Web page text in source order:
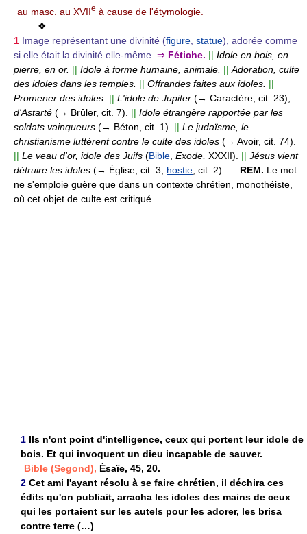
au masc. au XVIIe à cause de l'étymologie.
❖
1 Image représentant une divinité (figure, statue), adorée comme
si elle était la divinité elle-même. ⇒ Fétiche. || Idole en bois, en
pierre, en or. || Idole à forme humaine, animale. || Adoration, culte
des idoles dans les temples. || Offrandes faites aux idoles. ||
Promener des idoles. || L'idole de Jupiter (→ Caractère, cit. 23),
d'Astarté (→ Brûler, cit. 7). || Idole étrangère rapportée par les
soldats vainqueurs (→ Béton, cit. 1). || Le judaïsme, le
christianisme luttèrent contre le culte des idoles (→ Avoir, cit. 74).
|| Le veau d'or, idole des Juifs (Bible, Exode, XXXII). || Jésus vient
détruire les idoles (→ Église, cit. 3; hostie, cit. 2). — REM. Le mot
ne s'emploie guère que dans un contexte chrétien, monothéiste,
où cet objet de culte est critiqué.
1 Ils n'ont point d'intelligence, ceux qui portent leur idole de
bois. Et qui invoquent un dieu incapable de sauver.
Bible (Segond), Ésaïe, 45, 20.
2 Cet ami l'ayant résolu à se faire chrétien, il déchira ces
édits qu'on publiait, arracha les idoles des mains de ceux
qui les portaient sur les autels pour les adorer, les brisa
contre terre (…)